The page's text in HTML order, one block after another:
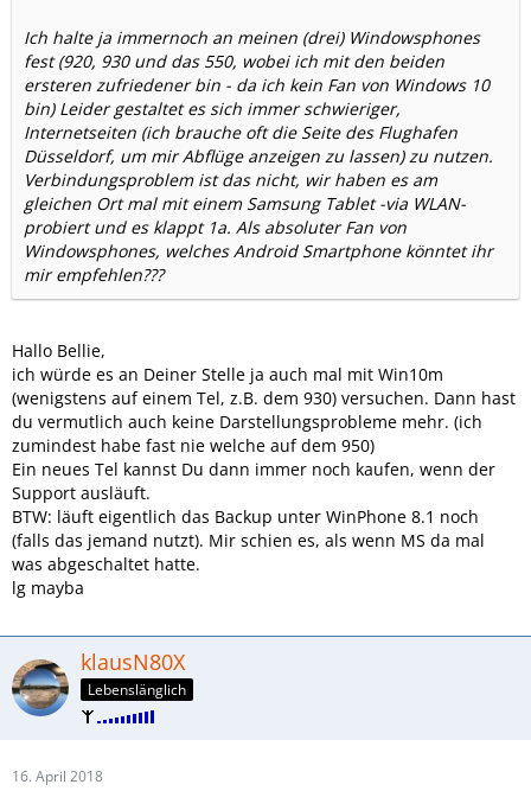
Ich halte ja immernoch an meinen (drei) Windowsphones
fest (920, 930 und das 550, wobei ich mit den beiden
ersteren zufriedener bin - da ich kein Fan von Windows 10
bin) Leider gestaltet es sich immer schwieriger,
Internetseiten (ich brauche oft die Seite des Flughafen
Düsseldorf, um mir Abflüge anzeigen zu lassen) zu nutzen.
Verbindungsproblem ist das nicht, wir haben es am
gleichen Ort mal mit einem Samsung Tablet -via WLAN-
probiert und es klappt 1a. Als absoluter Fan von
Windowsphones, welches Android Smartphone könntet ihr
mir empfehlen???
Hallo Bellie,
ich würde es an Deiner Stelle ja auch mal mit Win10m
(wenigstens auf einem Tel, z.B. dem 930) versuchen. Dann hast
du vermutlich auch keine Darstellungsprobleme mehr. (ich
zumindest habe fast nie welche auf dem 950)
Ein neues Tel kannst Du dann immer noch kaufen, wenn der
Support ausläuft.
BTW: läuft eigentlich das Backup unter WinPhone 8.1 noch
(falls das jemand nutzt). Mir schien es, als wenn MS da mal
was abgeschaltet hatte.
lg mayba
klausN80X
Lebenslänglich
16. April 2018